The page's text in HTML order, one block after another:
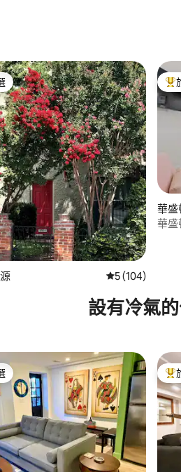
平均評分（滿分 5 分）
平均評分（滿分 5 分）
首
從 104 則評價
5 (104)
旅
華盛
華盛
設有冷氣
首 旅